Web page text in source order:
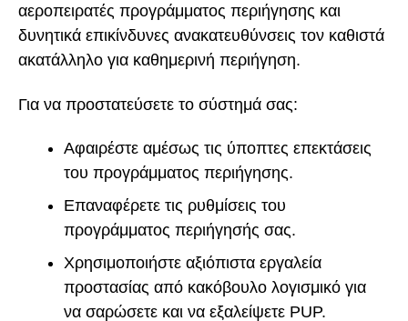
αεροπειρατές προγράμματος περιήγησης και
δυνητικά επικίνδυνες ανακατευθύνσεις τον καθιστά
ακατάλληλο για καθημερινή περιήγηση.
Για να προστατεύσετε το σύστημά σας:
Αφαιρέστε αμέσως τις ύποπτες επεκτάσεις
του προγράμματος περιήγησης.
Επαναφέρετε τις ρυθμίσεις του
προγράμματος περιήγησής σας.
Χρησιμοποιήστε αξιόπιστα εργαλεία
προστασίας από κακόβουλο λογισμικό για
να σαρώσετε και να εξαλείψετε PUP.